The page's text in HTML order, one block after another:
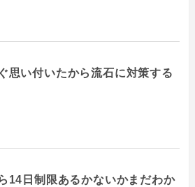
思い付いたから流石に対策する
14日制限あるかないかまだわか